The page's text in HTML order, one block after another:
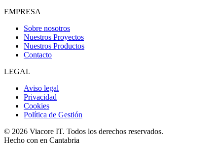
EMPRESA
Sobre nosotros
Nuestros Proyectos
Nuestros Productos
Contacto
LEGAL
Aviso legal
Privacidad
Cookies
Política de Gestión
© 2026 Viacore IT. Todos los derechos reservados.
Hecho con en Cantabria